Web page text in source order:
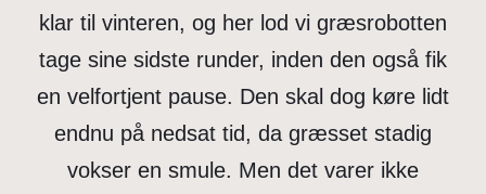
klar til vinteren, og her lod vi græsrobotten
tage sine sidste runder, inden den også fik
en velfortjent pause. Den skal dog køre lidt
endnu på nedsat tid, da græsset stadig
vokser en smule. Men det varer ikke